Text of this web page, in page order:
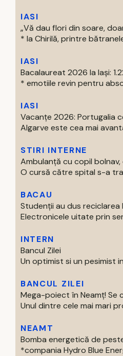
IASI
„Vă dau flori din soare,
* la Chirilă, printre
IASI
Bacalaureat 2026 la Iași:
* emotiile revin pentru
IASI
Vacanțe 2026: Portugalia
Algarve este cea mai
STIRI INTERNE
Ambulanță cu copil
O cursă către spital s-a
BACAU
Studenții au dus
Electronicele uitate prin
INTERN
Bancul Zilei
Un optimist si un pesimist
BANCUL ZILEI
Mega-poiect în Neamț! Se
Unul dintre cele mai mari
NEAMT
Bomba energetică de
*compania Hydro Blue